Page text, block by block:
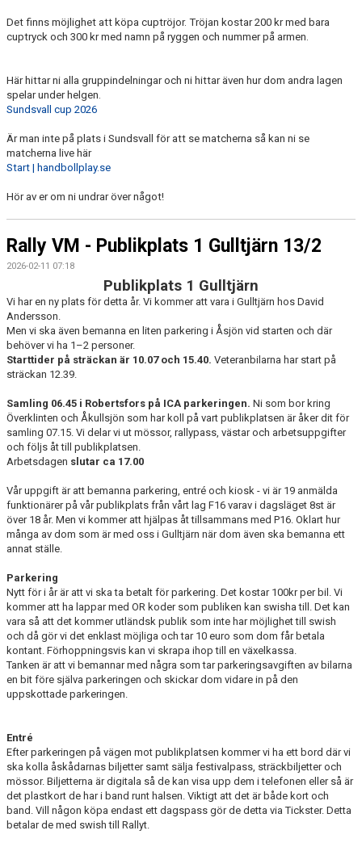
Det finns möjlighet att köpa cuptröjor. Tröjan kostar 200 kr med bara
cuptryck och 300 kr med namn på ryggen och nummer på armen.
Här hittar ni alla gruppindelningar och ni hittar även hur dom andra lagen
spelar under helgen.
Sundsvall cup 2026
Är man inte på plats i Sundsvall för att se matcherna så kan ni se
matcherna live här
Start | handbollplay.se
Hör av er om ni undrar över något!
Rally VM - Publikplats 1 Gulltjärn 13/2
2026-02-11 07:18
Publikplats 1 Gulltjärn
Vi har en ny plats för detta år. Vi kommer att vara i Gulltjärn hos David
Andersson.
Men vi ska även bemanna en liten parkering i Åsjön vid starten och där
behöver vi ha 1–2 personer.
Starttider på sträckan är 10.07 och 15.40. Veteranbilarna har start på
sträckan 12.39.
Samling 06.45 i Robertsfors på ICA parkeringen. Ni som bor kring
Överklinten och Åkullsjön som har koll på vart publikplatsen är åker dit för
samling 07.15. Vi delar vi ut mössor, rallypass, västar och arbetsuppgifter
och följs åt till publikplatsen.
Arbetsdagen slutar ca 17.00
Vår uppgift är att bemanna parkering, entré och kiosk - vi är 19 anmälda
funktionärer på vår publikplats från vårt lag F16 varav i dagsläget 8st är
över 18 år. Men vi kommer att hjälpas åt tillsammans med P16. Oklart hur
många av dom som är med oss i Gulltjärn när dom även ska bemanna ett
annat ställe.
Parkering
Nytt för i år är att vi ska ta betalt för parkering. Det kostar 100kr per bil. Vi
kommer att ha lappar med OR koder som publiken kan swisha till. Det kan
vara så att det kommer utländsk publik som inte har möjlighet till swish
och då gör vi det enklast möjliga och tar 10 euro som dom får betala
kontant. Förhoppningsvis kan vi skrapa ihop till en växelkassa.
Tanken är att vi bemannar med några som tar parkeringsavgiften av bilarna
en bit före själva parkeringen och skickar dom vidare in på den
uppskottade parkeringen.
Entré
Efter parkeringen på vägen mot publikplatsen kommer vi ha ett bord där vi
ska kolla åskådarnas biljetter samt sälja festivalpass, sträckbiljetter och
mössor. Biljetterna är digitala så de kan visa upp dem i telefonen eller så är
det plastkort de har i band runt halsen. Viktigt att det är både kort och
band. Vill någon köpa endast ett dagspass gör de detta via Tickster. Detta
betalar de med swish till Rallyt.